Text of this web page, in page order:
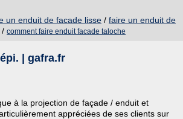
un enduit de facade lisse / faire un enduit de
/ comment faire enduit facade taloche
| gafra.fr
à la projection de façade / enduit et
appréciées de ses clients sur